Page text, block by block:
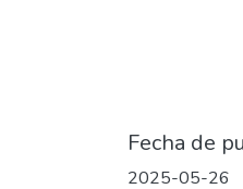
Fecha de
2025-05-26